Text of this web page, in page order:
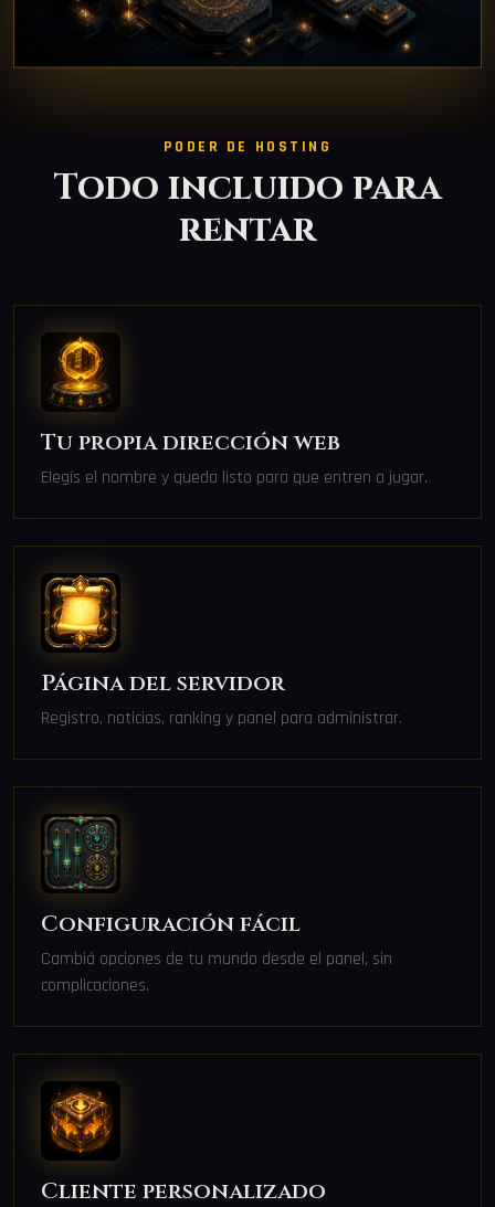
PODER DE HOSTING
Todo incluido para
rentar
Tu propia dirección web
Elegís el nombre y queda listo para que entren a jugar.
Página del servidor
Registro, noticias, ranking y panel para administrar.
Configuración fácil
Cambiá opciones de tu mundo desde el panel, sin
complicaciones.
Cliente personalizado